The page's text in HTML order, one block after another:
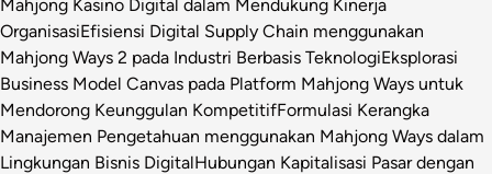
Mahjong Kasino Digital dalam Mendukung Kinerja
OrganisasiEfisiensi Digital Supply Chain menggunakan
Mahjong Ways 2 pada Industri Berbasis TeknologiEksplorasi
Business Model Canvas pada Platform Mahjong Ways untuk
Mendorong Keunggulan KompetitifFormulasi Kerangka
Manajemen Pengetahuan menggunakan Mahjong Ways dalam
Lingkungan Bisnis DigitalHubungan Kapitalisasi Pasar dengan